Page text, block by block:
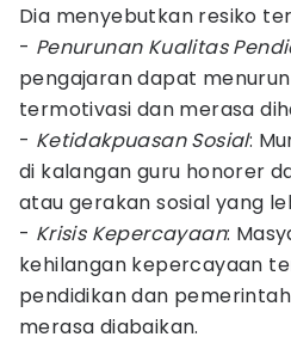
Dia menyebutkan resiko
- Penurunan Kualitas
pengajaran dapat
termotivasi dan merasa
- Ketidakpuasan Sosial:
di kalangan guru honorer
atau gerakan sosial yang
- Krisis Kepercayaan:
kehilangan kepercayaan
pendidikan dan
merasa diabaikan.